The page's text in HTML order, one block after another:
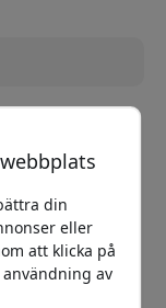
din
eller
att klicka på
av